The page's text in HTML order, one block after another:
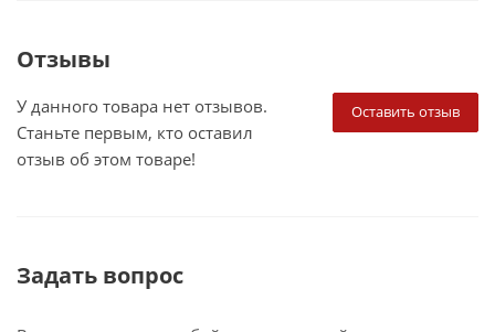
Отзывы
Оставить отзыв
У данного товара нет отзывов.
Станьте первым, кто оставил
отзыв об этом товаре!
Задать вопрос